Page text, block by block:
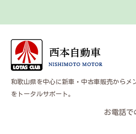
和歌山県を中心に新車・中古車販売からメ
をトータルサポート。
お電話で